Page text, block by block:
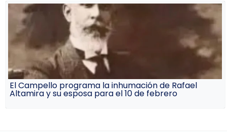
El Campello programa la inhumación de Rafael
Altamira y su esposa para el 10 de febrero